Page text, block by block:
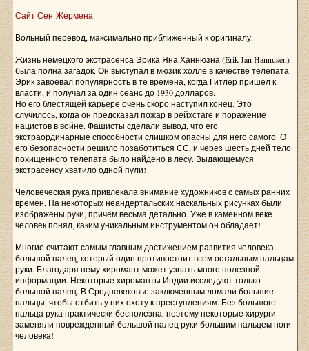
Сайт Сен-Жермена.
Вольный перевод, максимально приближенный к оригиналу.
Жизнь немецкого экстрасенса Эрика Яна Ханнюзна (Erik Jan Hannusen)
была полна загадок. Он выступал в мюзик-холле в качестве телепата.
Эрик завоевал популярность в те времена, когда Гитлер пришел к
власти, и получал за один сеанс до 1930 долларов.
Но его блестящей карьере очень скоро наступил конец. Это
случилось, когда он предсказал пожар в рейхстаге и поражение
нацистов в войне. Фашисты сделали вывод, что его
экстраординарные способности слишком опасны для него самого. О
его безопасности решило позаботиться СС, и через шесть дней тело
похищенного телепата было найдено в лесу. Выдающемуся
экстрасенсу хватило одной пули!
Человеческая рука привлекала внимание художников с самых ранних
времен. На некоторых неандертальских наскальных рисунках были
изображены руки, причем весьма детально. Уже в каменном веке
человек понял, каким уникальным инструментом он обладает!
Многие считают самым главным достижением развития человека
большой палец, который один противостоит всем остальным пальцам
руки. Благодаря нему хиромант может узнать много полезной
информации. Некоторые хироманты Индии исследуют только
большой палец. В Средневековье заключенным ломали большие
пальцы, чтобы отбить у них охоту к преступлениям. Без большого
пальца рука практически бесполезна, поэтому некоторые хирурги
заменяли поврежденный большой палец руки большим пальцем ноги
человека!